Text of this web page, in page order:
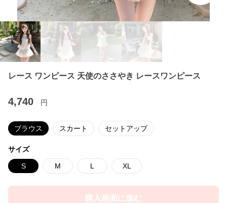
レース ワンピース 天使のささやき レースワンピース
4,740 円
ブラウス スカート セットアップ
サイズ
S M L XL
購入画面に進む